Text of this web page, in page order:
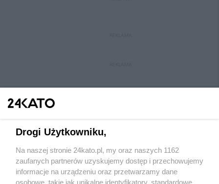
Wydawca mediów lokalnych
Drogi Użytkowniku,
Na naszej stronie 24kato.pl, my oraz naszych 1162
zaufanych partnerów uzyskujemy dostęp i przechowujemy
informacje na urządzeniu oraz przetwarzamy dane
osobowe, takie jak unikalne identyfikatory, standardowe